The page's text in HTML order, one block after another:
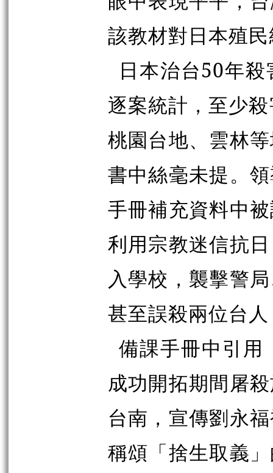
該教材對日本殖
日本治台50年殺
逐案統計，至少
桃園台地、雲林
書中絲毫未提。
手冊補充資料中
利用宗教迷信抗
入學校，襲擊警
甚至誤殺兩位台
備課手冊中引用
成功開拓期間屠
台南，宣傳劉永
稱頌「捨生取義